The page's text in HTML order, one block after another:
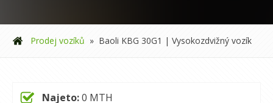
Prodej vozíků » Baoli KBG 30G1 | Vysokozdvižný vozík
Najeto:0 MTH